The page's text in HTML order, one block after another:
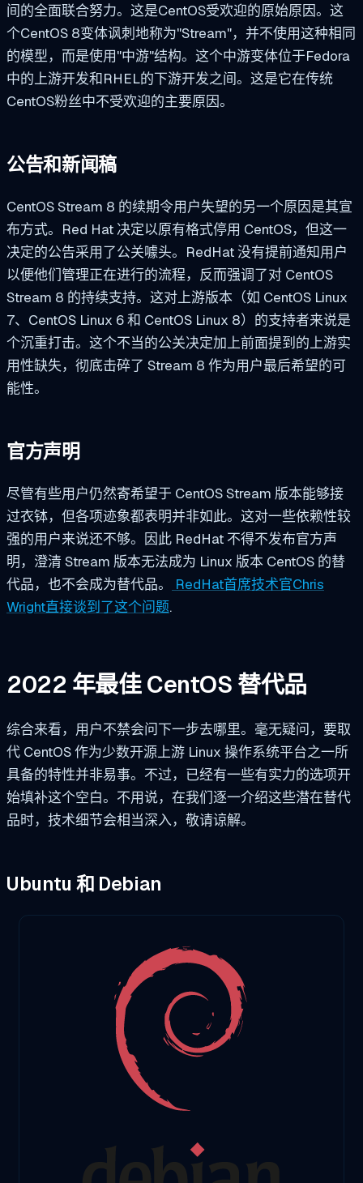
间的全面联合努力。这是CentOS受欢迎的原始原因。这
个CentOS 8变体讽刺地称为"Stream"，并不使用这种相同
的模型，而是使用"中游"结构。这个中游变体位于Fedora
中的上游开发和RHEL的下游开发之间。这是它在传统
CentOS粉丝中不受欢迎的主要原因。
公告和新闻稿
CentOS Stream 8 的续期令用户失望的另一个原因是其宣
布方式。Red Hat 决定以原有格式停用 CentOS，但这一
决定的公告采用了公关噱头。RedHat 没有提前通知用户
以便他们管理正在进行的流程，反而强调了对 CentOS
Stream 8 的持续支持。这对上游版本（如 CentOS Linux
7、CentOS Linux 6 和 CentOS Linux 8）的支持者来说是
个沉重打击。这个不当的公关决定加上前面提到的上游实
用性缺失，彻底击碎了 Stream 8 作为用户最后希望的可
能性。
官方声明
尽管有些用户仍然寄希望于 CentOS Stream 版本能够接
过衣钵，但各项迹象都表明并非如此。这对一些依赖性较
强的用户来说还不够。因此 RedHat 不得不发布官方声
明，澄清 Stream 版本无法成为 Linux 版本 CentOS 的替
代品，也不会成为替代品。
RedHat首席技术官Chris
Wright直接谈到了这个问题.
2022 年最佳 CentOS 替代品
综合来看，用户不禁会问下一步去哪里。毫无疑问，要取
代 CentOS 作为少数开源上游 Linux 操作系统平台之一所
具备的特性并非易事。不过，已经有一些有实力的选项开
始填补这个空白。不用说，在我们逐一介绍这些潜在替代
品时，技术细节会相当深入，敬请谅解。
Ubuntu 和 Debian